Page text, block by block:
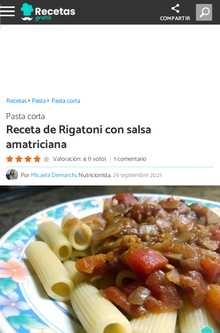
COMPARTIR
Recetas Pasta Pasta corta
Pasta corta
Receta de Rigatoni con salsa
amatriciana
Valoración: 4 (1 voto)
1 comentario
PorMicaela Demarchi, Nutricionista.29 septiembre 2021